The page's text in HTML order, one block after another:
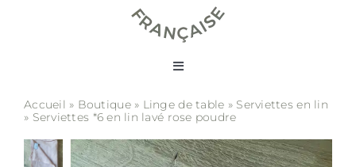
Toggle
La boutique
Soldes
Accueil » Boutique» Linge de table » Serviettes en lin
» Serviettes *6 en lin lavé rose poudre